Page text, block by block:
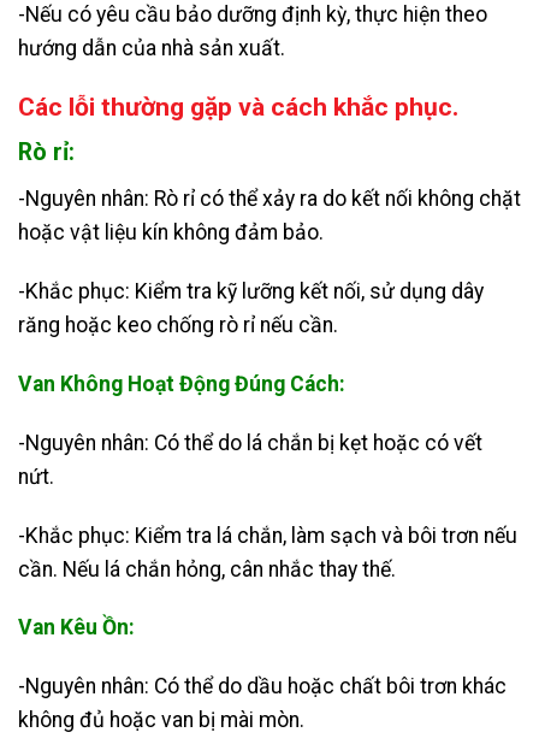
-Nếu có yêu cầu bảo dưỡng định kỳ, thực hiện theo
hướng dẫn của nhà sản xuất.
Các lỗi thường gặp và cách khắc phục.
Rò rỉ:
-Nguyên nhân: Rò rỉ có thể xảy ra do kết nối không chặt
hoặc vật liệu kín không đảm bảo.
-Khắc phục: Kiểm tra kỹ lưỡng kết nối, sử dụng dây
răng hoặc keo chống rò rỉ nếu cần.
Van Không Hoạt Động Đúng Cách:
-Nguyên nhân: Có thể do lá chắn bị kẹt hoặc có vết
nứt.
-Khắc phục: Kiểm tra lá chắn, làm sạch và bôi trơn nếu
cần. Nếu lá chắn hỏng, cân nhắc thay thế.
Van Kêu Ồn:
-Nguyên nhân: Có thể do dầu hoặc chất bôi trơn khác
không đủ hoặc van bị mài mòn.